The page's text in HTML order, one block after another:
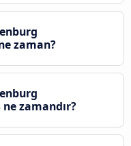
zaman?
zamandır?